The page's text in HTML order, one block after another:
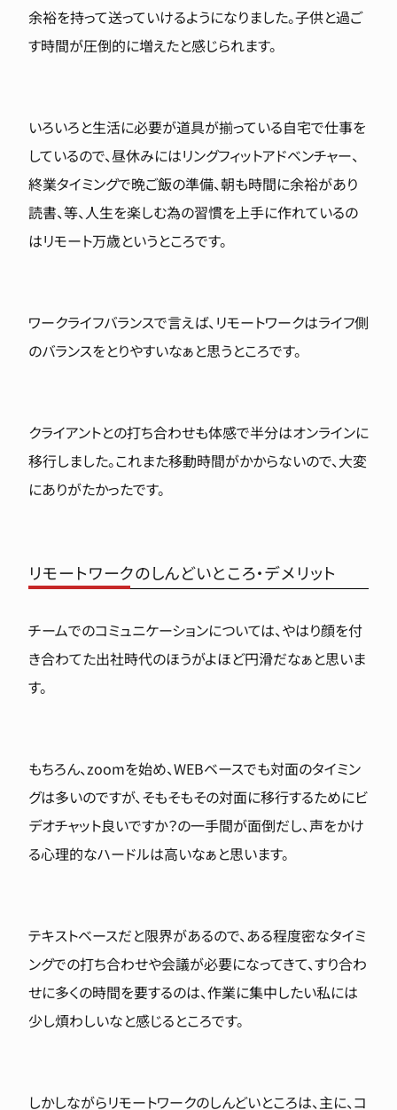
余裕を持って送っていけるようになりました。子供と過ご
す時間が圧倒的に増えたと感じられます。
いろいろと生活に必要が道具が揃っている自宅で仕事を
しているので、昼休みにはリングフィットアドベンチャー、
終業タイミングで晩ご飯の準備、朝も時間に余裕があり
読書、等、人生を楽しむ為の習慣を上手に作れているの
はリモート万歳というところです。
ワークライフバランスで言えば、リモートワークはライフ側
のバランスをとりやすいなぁと思うところです。
クライアントとの打ち合わせも体感で半分はオンラインに
移行しました。これまた移動時間がかからないので、大変
にありがたかったです。
リモートワークのしんどいところ・デメリット
チームでのコミュニケーションについては、やはり顔を付
き合わてた出社時代のほうがよほど円滑だなぁと思いま
す。
もちろん、zoomを始め、WEBベースでも対面のタイミン
グは多いのですが、そもそもその対面に移行するためにビ
デオチャット良いですか？の一手間が面倒だし、声をかけ
る心理的なハードルは高いなぁと思います。
テキストベースだと限界があるので、ある程度密なタイミ
ングでの打ち合わせや会議が必要になってきて、すり合わ
せに多くの時間を要するのは、作業に集中したい私には
少し煩わしいなと感じるところです。
しかしながらリモートワークのしんどいところは、主に、コ